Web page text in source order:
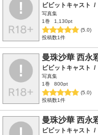
ビビットキャスト /
写真集
1巻
1,130pt
(5.0)
投稿数1件
曼珠沙華 西永
ビビットキャスト /
写真集
1巻
800pt
(5.0)
投稿数1件
曼珠沙華 西永
ビビットキャスト /